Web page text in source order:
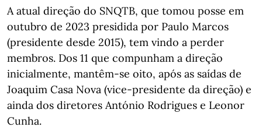
A atual direção do SNQTB, que tomou posse em
outubro de 2023 presidida por Paulo Marcos
(presidente desde 2015), tem vindo a perder
membros. Dos 11 que compunham a direção
inicialmente, mantêm-se oito, após as saídas de
Joaquim Casa Nova (vice-presidente da direção) e
ainda dos diretores António Rodrigues e Leonor
Cunha.